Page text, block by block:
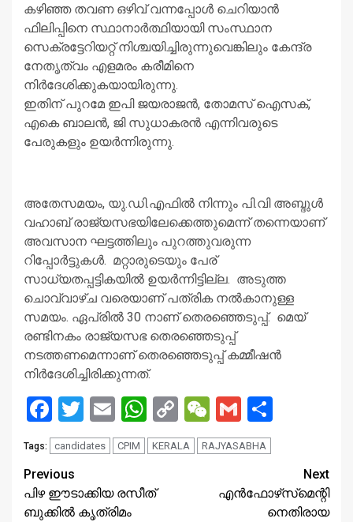
കഴിഞ്ഞ തവണ ഒഴിവ് വന്നപ്പോള്‍ ചെറിയാന്‍
ഫിലിപ്പിനെ സ്ഥാനാര്‍ത്ഥിയായി സംസ്ഥാന
സെക്രട്ടേറിയറ്റ് നിശ്ചയിച്ചിരുന്നുവെങ്കിലും കേന്ദ്ര
നേതൃത്വം എളമരം കരീമിനെ
നിര്‍ദേശിക്കുകയായിരുന്നു.
ഇതിന് പുറമേ ഇപി ജയരാജന്‍, തോമസ് ഐസക്,
എകെ ബാലന്‍, ജി സുധാകരന്‍ എന്നിവരുടെ
പേരുകളും ഉയര്‍ന്നിരുന്നു.
അതേസമയം, യു.ഡി.എഫില്‍ നിന്നും പി.വി അബ്ദുള്‍
വഹാബ് രാജ്യസഭയിലേക്കെത്തുമെന്ന് തന്നെയാണ്
അവസാന ഘട്ടത്തിലും പുറത്തുവരുന്ന
റിപ്പോര്‍ട്ടുകള്‍. മറ്റാരുടെയും പേര്
സാധ്യതപ്പട്ടികയില്‍ ഉയര്‍ന്നിട്ടില്ല. അടുത്ത
ചൊവ്വാഴ്ച വരെയാണ് പത്രിക നല്‍കാനുള്ള
സമയം. ഏപ്രില്‍ 30 നാണ് തെരഞ്ഞെടുപ്പ്. മെയ്
രണ്ടിനകം രാജ്യസഭ തെരഞ്ഞെടുപ്പ്
നടത്തണമെന്നാണ് തെരഞ്ഞെടുപ്പ് കമ്മീഷന്‍
നിര്‍ദേശിച്ചിരിക്കുന്നത്.
Facebook
Twitter
EmailWhatsApp
Copy
Link
WeChat
Gmail
Tags: candidates CPIM KERALA RAJYASABHA
Continue
Reading
Previous
പിഴ ഈടാക്കിയ രസീത്
ബുക്കിൽ കൃത്രിമം
Next
എന്‍ഫോഴ്‌സ്‌മെന്റി
നെതിരായ